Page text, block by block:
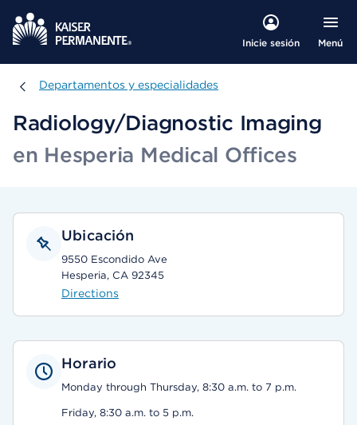
Inicie sesión Menú
Departamentos y especialidades
Departamentos y especialidades
Radiology/Diagnostic Imaging
en Hesperia Medical Offices
Ubicación
9550 Escondido Ave
Hesperia, CA 92345
Directions
Horario
Monday through Thursday, 8:30 a.m. to 7 p.m.
Friday, 8:30 a.m. to 5 p.m.